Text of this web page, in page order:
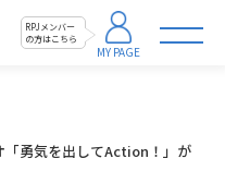
RPJメンバー
の方はこちら
MY PAGE
「勇気を出してAction！」が